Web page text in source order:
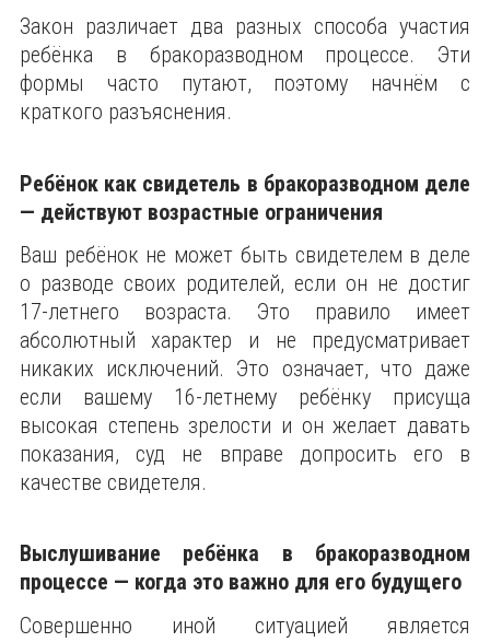
Закон различает два разных способа участия
ребёнка в бракоразводном процессе. Эти
формы часто путают, поэтому начнём с
краткого разъяснения.
Ребёнок как свидетель в бракоразводном деле
— действуют возрастные ограничения
Ваш ребёнок не может быть свидетелем в деле
о разводе своих родителей, если он не достиг
17-летнего возраста. Это правило имеет
абсолютный характер и не предусматривает
никаких исключений. Это означает, что даже
если вашему 16-летнему ребёнку присуща
высокая степень зрелости и он желает давать
показания, суд не вправе допросить его в
качестве свидетеля.
Выслушивание ребёнка в бракоразводном
процессе — когда это важно для его будущего
Совершенно иной ситуацией является